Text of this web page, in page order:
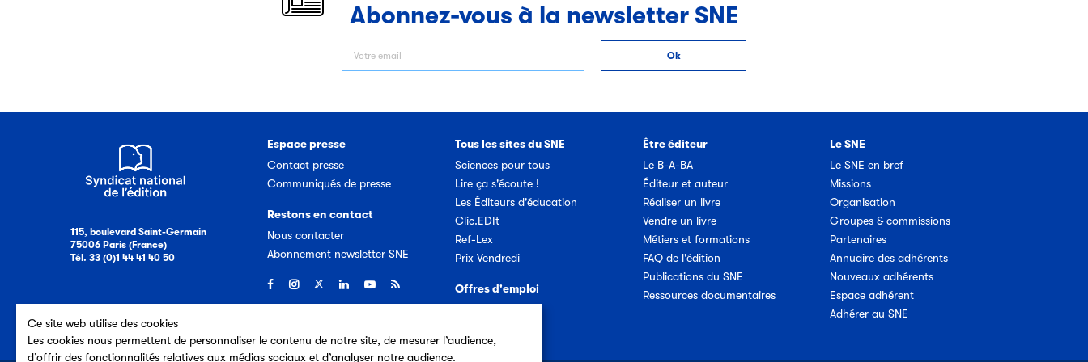
Ce site web utilise des cookies
Les cookies nous permettent de personnaliser le contenu de notre site, de mesurer l’audience,
d’offrir des fonctionnalités relatives aux médias sociaux et d’analyser notre audience.
Abonnez-vous à la newsletter SNE
115, boulevard Saint-Germain
75006 Paris (France)
Tél. 33 (0)1 44 41 40 50
Espace presse
Contact presse
Communiqués de presse
Restons en contact
Nous contacter
Abonnement newsletter SNE
Tous les sites du SNE
Sciences pour tous
Lire ça s'écoute !
Les Éditeurs d'éducation
Clic.EDIt
Ref-Lex
Prix Vendredi
Offres d'emploi
Être éditeur
Le B-A-BA
Éditeur et auteur
Réaliser un livre
Vendre un livre
Métiers et formations
FAQ de l'édition
Publications du SNE
Ressources documentaires
Le SNE
Le SNE en bref
Missions
Organisation
Groupes & commissions
Partenaires
Annuaire des adhérents
Nouveaux adhérents
Espace adhérent
Adhérer au SNE